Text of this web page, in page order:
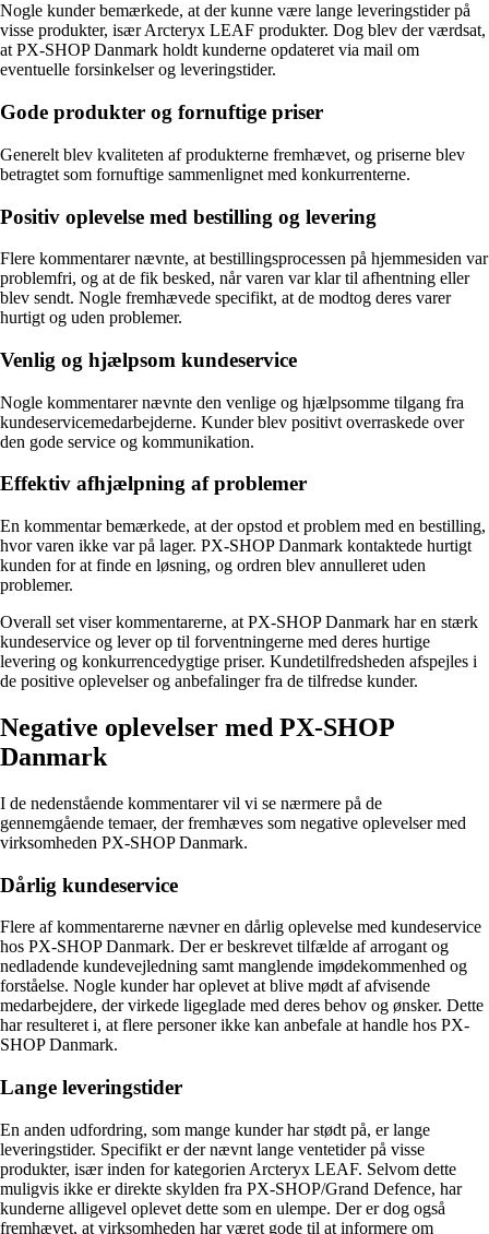
Nogle kunder bemærkede, at der kunne være lange leveringstider på
visse produkter, især Arcteryx LEAF produkter. Dog blev der værdsat,
at PX-SHOP Danmark holdt kunderne opdateret via mail om
eventuelle forsinkelser og leveringstider.
Gode produkter og fornuftige priser
Generelt blev kvaliteten af produkterne fremhævet, og priserne blev
betragtet som fornuftige sammenlignet med konkurrenterne.
Positiv oplevelse med bestilling og levering
Flere kommentarer nævnte, at bestillingsprocessen på hjemmesiden var
problemfri, og at de fik besked, når varen var klar til afhentning eller
blev sendt. Nogle fremhævede specifikt, at de modtog deres varer
hurtigt og uden problemer.
Venlig og hjælpsom kundeservice
Nogle kommentarer nævnte den venlige og hjælpsomme tilgang fra
kundeservicemedarbejderne. Kunder blev positivt overraskede over
den gode service og kommunikation.
Effektiv afhjælpning af problemer
En kommentar bemærkede, at der opstod et problem med en bestilling,
hvor varen ikke var på lager. PX-SHOP Danmark kontaktede hurtigt
kunden for at finde en løsning, og ordren blev annulleret uden
problemer.
Overall set viser kommentarerne, at PX-SHOP Danmark har en stærk
kundeservice og lever op til forventningerne med deres hurtige
levering og konkurrencedygtige priser. Kundetilfredsheden afspejles i
de positive oplevelser og anbefalinger fra de tilfredse kunder.
Negative oplevelser med PX-SHOP
Danmark
I de nedenstående kommentarer vil vi se nærmere på de
gennemgående temaer, der fremhæves som negative oplevelser med
virksomheden PX-SHOP Danmark.
Dårlig kundeservice
Flere af kommentarerne nævner en dårlig oplevelse med kundeservice
hos PX-SHOP Danmark. Der er beskrevet tilfælde af arrogant og
nedladende kundevejledning samt manglende imødekommenhed og
forståelse. Nogle kunder har oplevet at blive mødt af afvisende
medarbejdere, der virkede ligeglade med deres behov og ønsker. Dette
har resulteret i, at flere personer ikke kan anbefale at handle hos PX-
SHOP Danmark.
Lange leveringstider
En anden udfordring, som mange kunder har stødt på, er lange
leveringstider. Specifikt er der nævnt lange ventetider på visse
produkter, især inden for kategorien Arcteryx LEAF. Selvom dette
muligvis ikke er direkte skylden fra PX-SHOP/Grand Defence, har
kunderne alligevel oplevet dette som en ulempe. Der er dog også
fremhævet, at virksomheden har været gode til at informere om